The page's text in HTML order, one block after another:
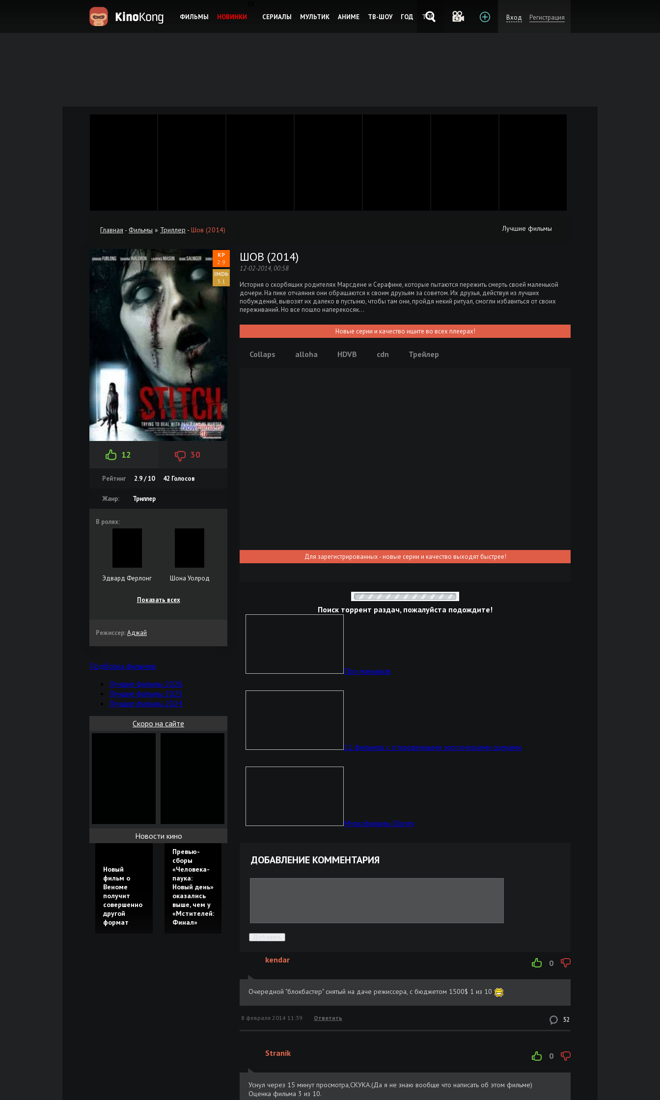
ФИЛЬМЫ НОВИНКИ
СЕРИАЛЫ
МУЛЬТИК АНИМЕ ТВ-ШОУ ГОД ТОП Вход Регистрация
Главная - Фильмы » Триллер - Шов (2014) Лучшие фильмы
2.9
3.1
12 30
Рейтинг 2.9 / 10 42 Голосов
Жанр: Триллер
В ролях:
Эдвард Ферлонг Шона Уолрод
Показать всех
Режиссер:Аджай
Подборка фильмов
Лучшие фильмы 2026
Лучшие фильмы 2025
Лучшие фильмы 2024
Скоро на сайте
Новости кино
Новый
фильм о
Веноме
получит
совершенно
другой
формат
Превью-
сборы
«Человека-
паука:
Новый день»
оказались
выше, чем у
«Мстителей:
Финал»
ШОВ (2014)
12-02-2014, 00:58
История о скорбящих родителях Марсдене и Серафине, которые пытаются пережить смерть своей маленькой
дочери. На пике отчаяния они обращаются к своим друзьям за советом. Их друзья, действуя из лучших
побуждений, вывозят их далеко в пустыню, чтобы там они, пройдя некий ритуал, смогли избавиться от своих
переживаний. Но все пошло наперекосяк…
Новые серии и качество ищите во всех плеерах!
Collaps alloha HDVB cdn Трейлер
Для зарегистрированных - новые серии и качество выходят быстрее!
Поиск торрент раздач, пожалуйста подождите!
Про маньяков
11 фильмов с откровенными эротическими сценами.
Мультфильмы Disney
ДОБАВЛЕНИЕ КОММЕНТАРИЯ
Добавить
0
kendar
Очередной "блокбастер" снятый на даче режиссера, с бюджетом 1500$ 1 из 10
52
8 февраля 2014 11:39 Ответить
0
Stranik
Уснул через 15 минут просмотра,СКУКА.(Да я не знаю вообще что написать об этом фильме)
Оценка фильма 3 из 10.